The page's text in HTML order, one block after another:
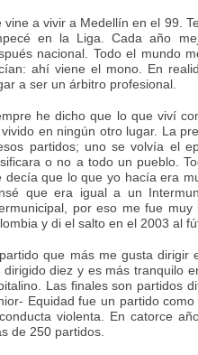
vine a vivir a Medellín en el 99.
en la Liga. Cada año
nacional. Todo el mundo
ahí viene el mono. En
a ser un árbitro profesional.
he dicho que lo que viví
vivido en ningún otro lugar. La
partidos; uno se volvía el
o no a todo un pueblo.
decía que lo que yo hacía era
que era igual a un
por eso me fue
y di el salto en el 2003 al
que más me gusta dirigir
dirigido diez y es más tranquilo
Las finales son partidos
Equidad fue un partido
violenta. En catorce
de 250 partidos.